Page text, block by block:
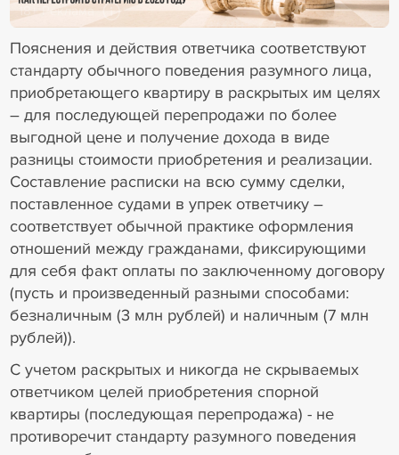
18+ Реклама
Пояснения и действия ответчика соответствуют
стандарту обычного поведения разумного лица,
приобретающего квартиру в раскрытых им целях
– для последующей перепродажи по более
выгодной цене и получение дохода в виде
разницы стоимости приобретения и реализации.
Составление расписки на всю сумму сделки,
поставленное судами в упрек ответчику –
соответствует обычной практике оформления
отношений между гражданами, фиксирующими
для себя факт оплаты по заключенному договору
(пусть и произведенный разными способами:
безналичным (3 млн рублей) и наличным (7 млн
рублей)).
С учетом раскрытых и никогда не скрываемых
ответчиком целей приобретения спорной
квартиры (последующая перепродажа) - не
противоречит стандарту разумного поведения